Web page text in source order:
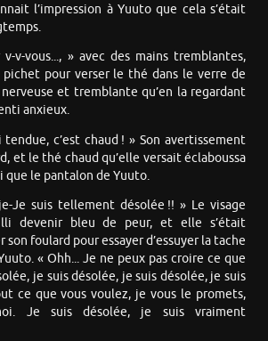
l’impression à Yuuto que cela s’était
v-vous..., » avec des mains tremblantes,
pichet pour verser le thé dans le verre de
et tremblante qu’en la regardant
anxieux.
tendue, c’est chaud ! » Son avertissement
et le thé chaud qu’elle versait éclaboussa
que le pantalon de Yuuto.
Je suis tellement désolée !! » Le visage
devenir bleu de peur, et elle s’était
son foulard pour essayer d’essuyer la tache
« Ohh... Je ne peux pas croire ce que
je suis désolée, je suis désolée, je suis
ce que vous voulez, je vous le promets,
Je suis désolée, je suis vraiment